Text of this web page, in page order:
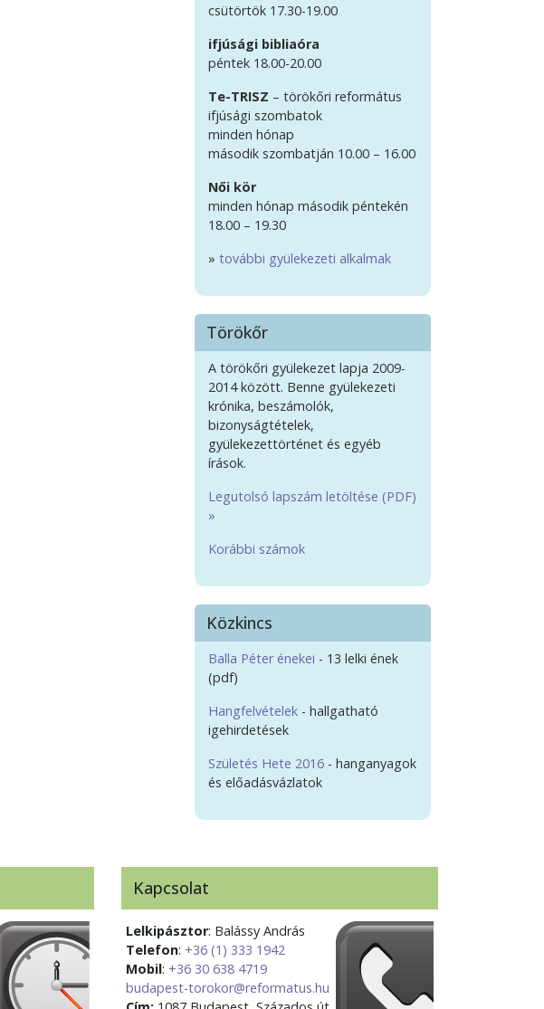
csütörtök 17.30-19.00
ifjúsági bibliaóra
péntek 18.00-20.00
Te-TRISZ – törökőri református
ifjúsági szombatok
minden hónap
második szombatján 10.00 – 16.00
Női kör
minden hónap második péntekén
18.00 – 19.30
» további gyülekezeti alkalmak
Törökőr
A törökőri gyülekezet lapja 2009-
2014 között. Benne gyülekezeti
krónika, beszámolók,
bizonyságtételek,
gyülekezettörténet és egyéb
írások.
Legutolsó lapszám letöltése (PDF)
»
Korábbi számok
Közkincs
Balla Péter énekei - 13 lelki ének
(pdf)
Hangfelvételek- hallgatható
igehirdetések
Születés Hete 2016- hanganyagok
és előadásvázlatok
Kapcsolat
Lelkipásztor: Balássy András
Telefon: +36 (1) 333 1942
Mobil: +36 30 638 4719
budapest-torokor@reformatus.hu